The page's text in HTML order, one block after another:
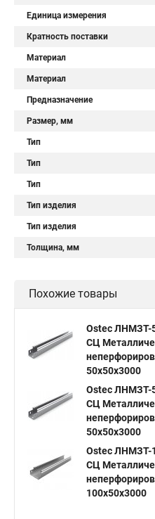
Единица измерения
Кратность поставки
Материал
Материал
Предназначение
Размер, мм
Тип
Тип
Тип
Тип изделия
Тип изделия
Толщина, мм
Похожие товары
Ostec ЛНМЗТ-
СЦ
50х50х3000
Ostec ЛНМЗТ-
СЦ
50х50х3000
Ostec ЛНМЗТ-
СЦ
100х50х3000